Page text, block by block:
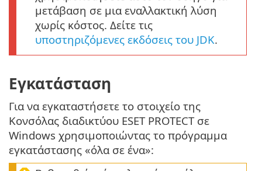
μετάβαση σε μια εναλλακτική λύση
χωρίς κόστος. Δείτε τις
υποστηριζόμενες εκδόσεις του JDK.
Εγκατάσταση
Για να εγκαταστήσετε το στοιχείο της
Κονσόλας διαδικτύου ESET PROTECT σε
Windows χρησιμοποιώντας το πρόγραμμα
εγκατάστασης «όλα σε ένα»: